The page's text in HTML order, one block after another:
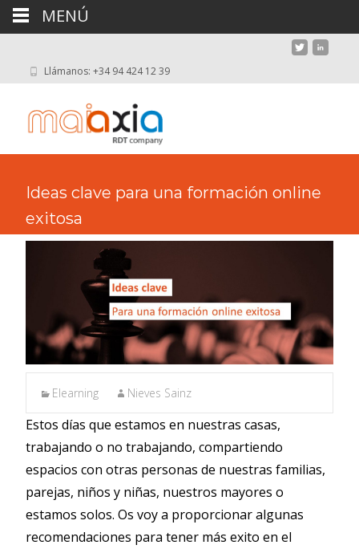
Llámanos: +34 94 424 12 39
Ideas clave para una formación online
exitosa
Elearning Nieves Sainz
Estos días que estamos en nuestras casas,
trabajando o no trabajando, compartiendo
espacios con otras personas de nuestras familias,
parejas, niños y niñas, nuestros mayores o
estamos solos. Os voy a proporcionar algunas
recomendaciones para tener más exito en el
MENÚ